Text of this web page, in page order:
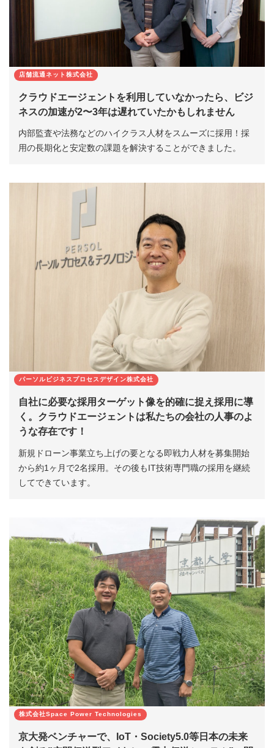
店舗流通ネット株式会社
クラウドエージェントを利用していなかったら、ビジ
ネスの加速が2〜3年は遅れていたかもしれません
内部監査や法務などのハイクラス人材をスムーズに採用！採
用の長期化と安定数の課題を解決することができました。
パーソルビジネスプロセスデザイン株式会社
自社に必要な採用ターゲット像を的確に捉え採用に導
く。クラウドエージェントは私たちの会社の人事のよ
うな存在です！
新規ドローン事業立ち上げの要となる即戦力人材を募集開始
から約1ヶ月で2名採用。その後もIT技術専門職の採用を継続
してできています。
株式会社Space Power Technologies
京大発ベンチャーで、IoT・Society5.0等日本の未来